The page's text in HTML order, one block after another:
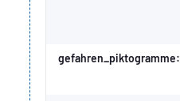
gefahren_piktogramme: